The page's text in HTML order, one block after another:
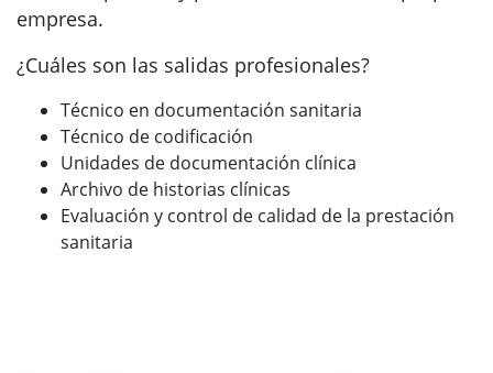
empresa.
¿Cuáles son las salidas profesionales?
Técnico en documentación sanitaria
Técnico de codificación
Unidades de documentación clínica
Archivo de historias clínicas
Evaluación y control de calidad de la prestación
sanitaria